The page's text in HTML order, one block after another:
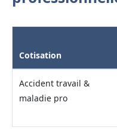
Cotisation
Accident travail &
maladie pro